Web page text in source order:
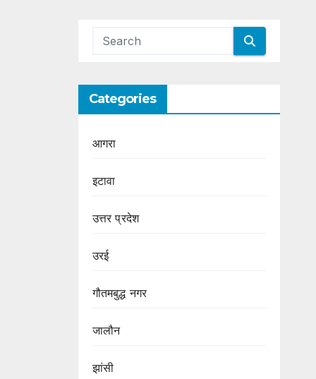
Categories
आगरा
इटावा
उत्तर प्रदेश
उरई
गौतमबुद्ध नगर
जालौन
झांसी